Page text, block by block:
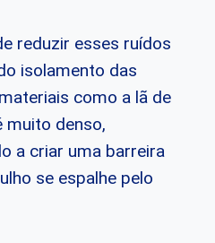
reduzir esses ruídos
isolamento das
como a lã de
muito denso,
a criar uma barreira
se espalhe pelo